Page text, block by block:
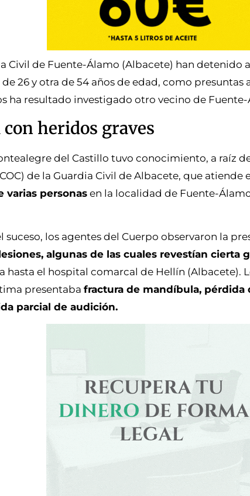
Civil de Fuente-Álamo (Albacete) han detenido a
26 y otra de 54 años de edad, como presuntas
ha resultado investigado otro vecino de Fuente-
heridos graves
del Castillo tuvo conocimiento, a raíz
de la Guardia Civil de Albacete, que atiende
varias personas en la localidad de Fuente-
suceso, los agentes del Cuerpo observaron la
algunas de las cuales revestían cierta
hasta el hospital comarcal de Hellín (Albacete).
presentaba fractura de mandíbula, pérdida
parcial de audición.